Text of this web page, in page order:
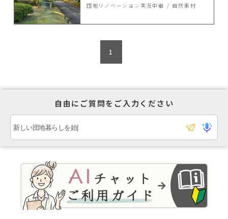
団地リノベーション実況中継 自然素材
1
自由にご質問をご入力ください